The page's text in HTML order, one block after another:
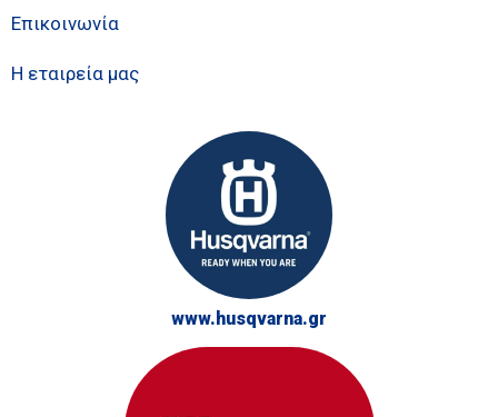
Επικοινωνία
Η εταιρεία μας
www.husqvarna.gr